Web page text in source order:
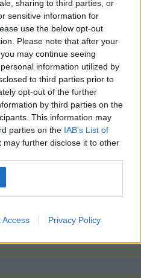
sharing to third parties, or
sensitive information for
use the below opt-out
Please note that after your
may continue seeing
information utilized by
to third parties prior to
opt-out of the further
by third parties on the
This information may
parties on the IAB’s List of
may further disclose it to other
Access Privacy Policy